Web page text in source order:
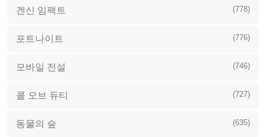
겐신 임팩트 (778)
포트나이트 (776)
모바일 전설 (746)
콜 오브 듀티 (727)
동물의 숲 (635)